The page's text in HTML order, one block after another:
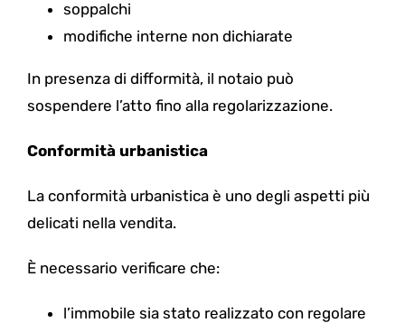
soppalchi
modifiche interne non dichiarate
In presenza di difformità, il notaio può
sospendere l’atto fino alla regolarizzazione.
Conformità urbanistica
La conformità urbanistica è uno degli aspetti più
delicati nella vendita.
È necessario verificare che:
l’immobile sia stato realizzato con regolare